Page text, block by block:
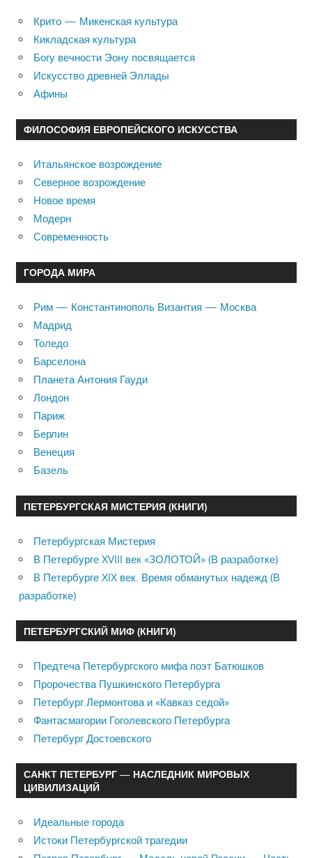
Крито — Микенская культура
Кикладская культура
Богу вечности Эону посвящается
Искусство древней Эллады
Афины
ФИЛОСОФИЯ ЕВРОПЕЙСКОГО ИСКУССТВА
Итальянское возрождение
Северное возрождение
Новое время
Модерн
Современность
ГОРОДА МИРА
Рим — Константинополь Византия — Москва
Мадрид
Толедо
Барселона
Планета Антония Гауди
Лондон
Париж
Берлин
Венеция
Базель
ПЕТЕРБУРГСКАЯ МИСТЕРИЯ (КНИГИ)
Петербургская Мистерия
В Петербурге XVIII век «ЗОЛОТОЙ» (В разработке)
В Петербурге XIX век. Время обманутых надежд (В
разработке)
ПЕТЕРБУРГСКИЙ МИФ (КНИГИ)
Предтеча Петербургского мифа поэт Батюшков
Пророчества Пушкинского Петербурга
Петербург Лермонтова и «Кавказ седой»
Фантасмагории Гоголевского Петербурга
Петербург Достоевского
САНКТ ПЕТЕРБУРГ — НАСЛЕДНИК МИРОВЫХ
ЦИВИЛИЗАЦИЙ
Идеальные города
Истоки Петербургской трагедии